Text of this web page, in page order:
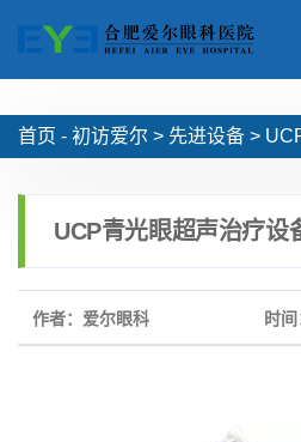
首页 - 初访爱尔 > 先进设备 >
UCP青光眼超声治疗设
作者：爱尔眼科 时